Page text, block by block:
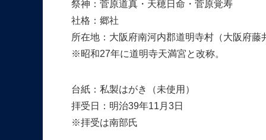
祭神：菅原道真・天穂日命・菅原覚寿
社格：郷社
所在地：大阪府南河内郡道明寺村（大阪府藤
※昭和27年に道明寺天満宮と改称。
台紙：私製はがき（未使用）
拝受日：明治39年11月3日
※拝受は南部氏